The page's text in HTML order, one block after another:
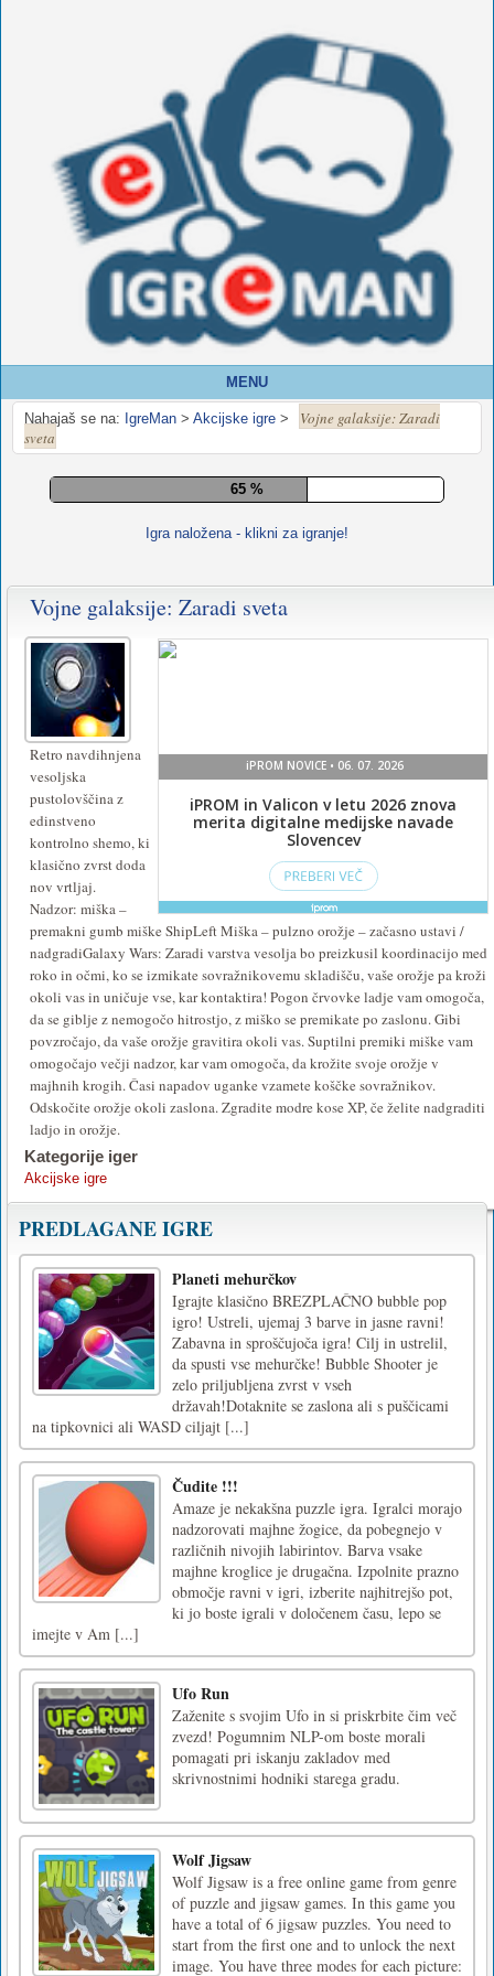
MENU
Nahajaš se na: IgreMan > Akcijske igre >
Vojne galaksije: Zaradi
sveta
70 %
Igra naložena - klikni za igranje!
Za
igranje
te
igre
namestite
ali
vklopite
Flash.
Vojne galaksije: Zaradi sveta
Retro navdihnjena
vesoljska
pustolovščina z
edinstveno
kontrolno shemo, ki
klasično zvrst doda
nov vrtljaj.
Nadzor: miška –
premakni gumb miške ShipLeft Miška – pulzno orožje – začasno ustavi /
nadgradiGalaxy Wars: Zaradi varstva vesolja bo preizkusil koordinacijo med
roko in očmi, ko se izmikate sovražnikovemu skladišču, vaše orožje pa kroži
okoli vas in uničuje vse, kar kontaktira! Pogon črvovke ladje vam omogoča,
da se giblje z nemogočo hitrostjo, z miško se premikate po zaslonu. Gibi
povzročajo, da vaše orožje gravitira okoli vas. Suptilni premiki miške vam
omogočajo večji nadzor, kar vam omogoča, da krožite svoje orožje v
majhnih krogih. Časi napadov uganke vzamete koščke sovražnikov.
Odskočite orožje okoli zaslona. Zgradite modre kose XP, če želite nadgraditi
ladjo in orožje.
Kategorije iger
Akcijske igre
PREDLAGANE IGRE
Planeti mehurčkov
Igrajte klasično BREZPLAČNO bubble pop
igro! Ustreli, ujemaj 3 barve in jasne ravni!
Zabavna in sproščujoča igra! Cilj in ustrelil,
da spusti vse mehurčke! Bubble Shooter je
zelo priljubljena zvrst v vseh
državah!Dotaknite se zaslona ali s puščicami
na tipkovnici ali WASD ciljajt [...]
Čudite !!!
Amaze je nekakšna puzzle igra. Igralci morajo
nadzorovati majhne žogice, da pobegnejo v
različnih nivojih labirintov. Barva vsake
majhne kroglice je drugačna. Izpolnite prazno
območje ravni v igri, izberite najhitrejšo pot,
ki jo boste igrali v določenem času, lepo se
imejte v Am [...]
Ufo Run
Zaženite s svojim Ufo in si priskrbite čim več
zvezd! Pogumnim NLP-om boste morali
pomagati pri iskanju zakladov med
skrivnostnimi hodniki starega gradu.
Wolf Jigsaw
Wolf Jigsaw is a free online game from genre
of puzzle and jigsaw games. In this game you
have a total of 6 jigsaw puzzles. You need to
start from the first one and to unlock the next
image. You have three modes for each picture: